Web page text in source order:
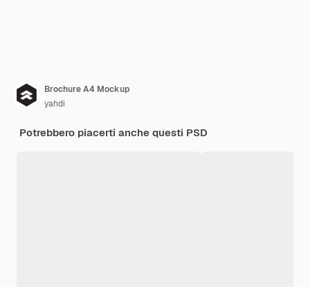
Brochure A4 Mockup
yahdi
Potrebbero piacerti anche questi PSD